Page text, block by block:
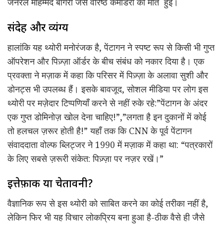
संदेह और व्यंग्य
हालांकि यह थ्योरी मनोरंजक है, पेंटागन ने स्पष्ट रूप से किसी भी गुप्त
ऑपरेशन और पिज़्ज़ा ऑर्डर के बीच संबंध को नकार दिया है। एक
प्रवक्ता ने मज़ाक में कहा कि परिसर में पिज़्ज़ा के अलावा सुशी और
डोनट्स भी उपलब्ध हैं। इसके बावजूद, सोशल मीडिया पर लोग इस
थ्योरी पर मज़ेदार टिप्पणियाँ करने से नहीं रुके रहे:”पेंटागन के अंदर
एक गुप्त डोमिनोज़ खोल देना चाहिए!”,”लगता है इन दुकानों में कोई
तो हलचल ज़रूर होती है!” यहाँ तक कि CNN के पूर्व पेंटागन
संवाददाता वोल्फ ब्लिट्जर ने 1990 में मज़ाक में कहा था: “पत्रकारों
के लिए सबसे ज़रूरी संकेत: पिज़्ज़ा पर नज़र रखें।”
इत्तेफ़ाक या चेतावनी?
वैज्ञानिक रूप से इस थ्योरी को साबित करने का कोई तरीका नहीं है,
लेकिन फिर भी यह विचार लोकप्रिय बना हुआ है-ठीक वैसे ही जैसे